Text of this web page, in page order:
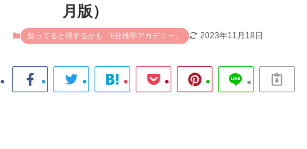
月版）
知ってると得するかも「6分雑学アカデミー」 2023年11月18日